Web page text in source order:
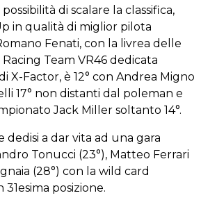
di scalare la classifica,
in qualità di miglior pilota
Fenati, con la livrea delle
Team VR46 dedicata
X-Factor, è 12° con Andrea Migno
17° non distanti dal poleman e
Jack Miller soltanto 14°.
dedisi a dar vita ad una gara
Tonucci (23°), Matteo Ferrari
(28°) con la wild card
posizione.